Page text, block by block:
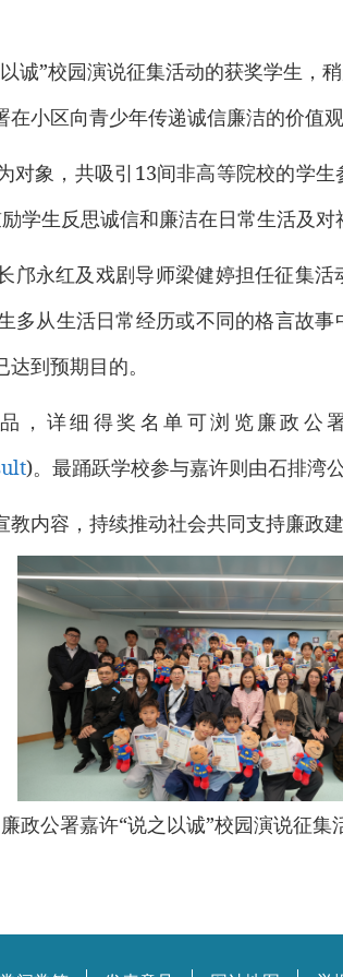
诚”校园演说征集活动的获奖学生，
小区向青少年传递诚信廉洁的价值观
对象，共吸引13间非高等院校的学
学生反思诚信和廉洁在日常生活及对
邝永红及戏剧导师梁健婷担任征集
多从生活日常经历或不同的格言故
到预期目的。
，详细得奖名单可浏览廉政公
)。最踊跃学校参与嘉许则由石排湾
内容，持续推动社会共同支持廉政建
廉政公署嘉许“说之以诚”校园演说征集